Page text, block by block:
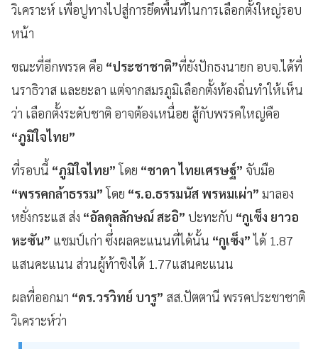
วิเคราะห์ เพื่อปูทางไปสู่การยึดพื้นที่ในการเลือกตั้งใหญ่รอบ
หน้า
ขณะที่อีกพรรค คือ “ประชาชาติ”ที่ยังปักธงนายก อบจ.ได้ที่
นราธิวาส และยะลา แต่จากสมรภูมิเลือกตั้งท้องถิ่นทำให้เห็น
ว่า เลือกตั้งระดับชาติ อาจต้องเหนื่อย สู้กับพรรคใหญ่คือ
“ภูมิใจไทย”
ที่รอบนี้ “ภูมิใจไทย”โดย “ชาดา ไทยเศรษฐ์” จับมือ
“พรรคกล้าธรรม”โดย “ร.อ.ธรรมนัส พรหมเผ่า” มาลอง
หยั่งกระแส ส่ง “อัลดุลลักษณ์ สะอิ” ปะทะกับ “กูเซ็ง ยาวอ
หะซัน” แชมป์เก่า ซึ่งผลคะแนนที่ได้นั้น “กูเซ็ง”ได้ 1.87
แสนคะแนน ส่วนผู้ท้าชิงได้ 1.77แสนคะแนน
ผลที่ออกมา “ดร.วรวิทย์ บารู” สส.ปัตตานี พรรคประชาชาติ
วิเคราะห์ว่า